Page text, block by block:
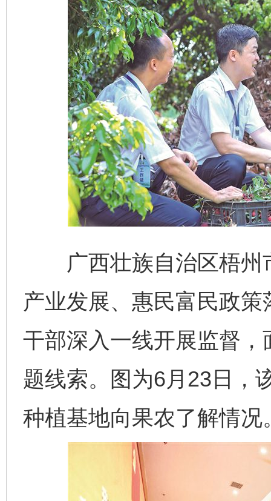
广西壮族自治区梧州
产业发展、惠民富民政
干部深入一线开展监督
题线索。图为6月23日，
种植基地向果农了解情况